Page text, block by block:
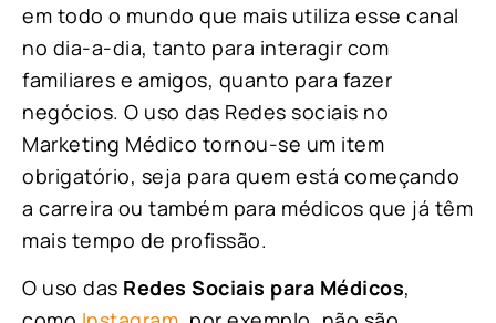
em todo o mundo que mais utiliza esse canal
no dia-a-dia, tanto para interagir com
familiares e amigos, quanto para fazer
negócios. O uso das Redes sociais no
Marketing Médico tornou-se um item
obrigatório, seja para quem está começando
a carreira ou também para médicos que já têm
mais tempo de profissão.
O uso das Redes Sociais para Médicos,